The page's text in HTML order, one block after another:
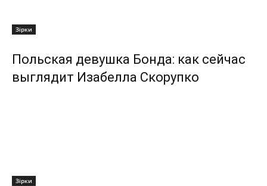
Зірки
Польская девушка Бонда: как сейчас
выглядит Изабелла Скорупко
Зірки